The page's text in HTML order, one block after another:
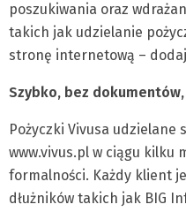
poszukiwania oraz
takich jak udzielanie
stronę internetową –
Szybko, bez
Pożyczki Vivusa
www.vivus.pl w ciągu kilku
formalności. Każdy klient
dłużników takich jak BIG